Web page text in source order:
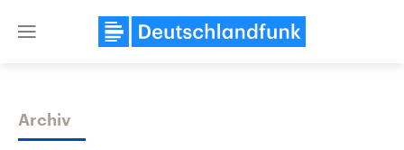
Close
Themen
Archiv